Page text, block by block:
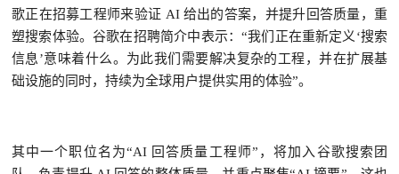
歌正在招募工程师来验证 AI 给出的答案，并提升回答质量，重
塑搜索体验。谷歌在招聘简介中表示：“我们正在重新定义‘搜索
信息’意味着什么。为此我们需要解决复杂的工程，并在扩展基
础设施的同时，持续为全球用户提供实用的体验”。
其中一个职位名为“AI 回答质量工程师”，将加入谷歌搜索团